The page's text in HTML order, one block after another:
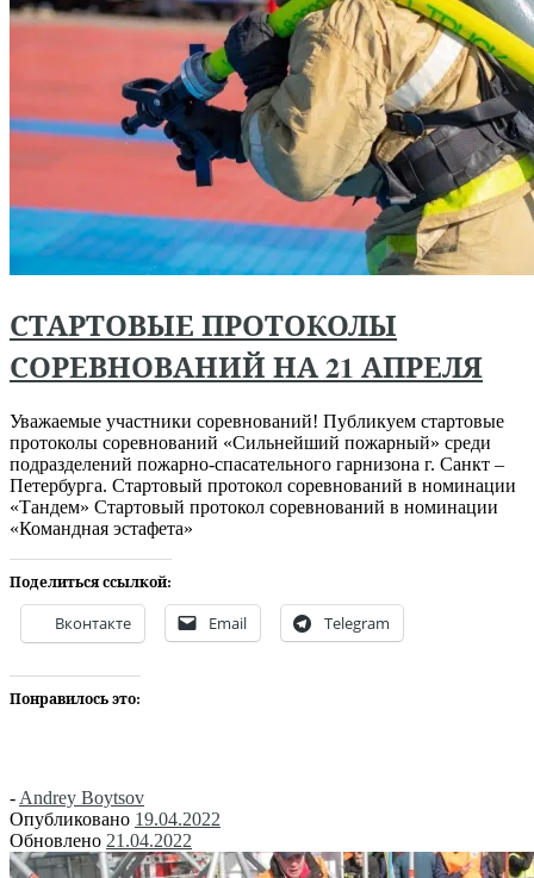
СТАРТОВЫЕ ПРОТОКОЛЫ
СОРЕВНОВАНИЙ НА 21 АПРЕЛЯ
Уважаемые участники соревнований! Публикуем стартовые
протоколы соревнований «Сильнейший пожарный» среди
подразделений пожарно-спасательного гарнизона г. Санкт –
Петербурга. Стартовый протокол соревнований в номинации
«Тандем» Стартовый протокол соревнований в номинации
«Командная эстафета»
Поделиться ссылкой:
Вконтакте Email Telegram
Понравилось это:
- Andrey Boytsov
Опубликовано 19.04.2022
Обновлено 21.04.2022